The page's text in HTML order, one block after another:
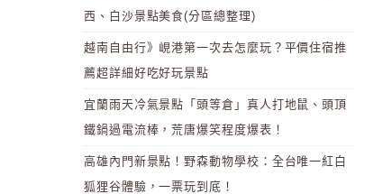
西、白沙景點美食(分區總整理)
越南自由行》峴港第一次去怎麼玩？平價住宿推
薦超詳細好吃好玩景點
宜蘭雨天冷氣景點「頭等倉」真人打地鼠、頭頂
鐵鍋過電流棒，荒唐爆笑程度爆表！
高雄內門新景點！野森動物學校：全台唯一紅白
狐狸谷體驗，一票玩到底！